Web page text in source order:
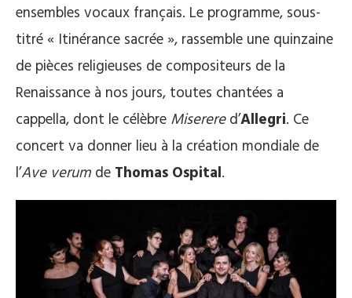
ensembles vocaux français. Le programme, sous-
titré « Itinérance sacrée », rassemble une quinzaine
de pièces religieuses de compositeurs de la
Renaissance à nos jours, toutes chantées a
cappella, dont le célèbre Miserered’Allegri. Ce
concert va donner lieu à la création mondiale de
l’Ave verum de Thomas Ospital.